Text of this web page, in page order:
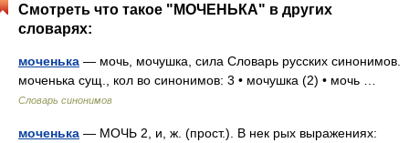
Смотреть что такое "МОЧЕНЬКА" в других
словарях:
моченька — мочь, мочушка, сила Словарь русских синонимов.
моченька сущ., кол во синонимов: 3 • мочушка (2) • мочь …
Словарь синонимов
моченька — МОЧЬ 2, и, ж. (прост.). В нек рых выражениях: